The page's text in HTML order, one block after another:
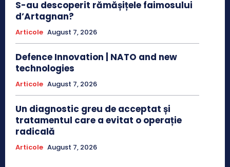
S-au descoperit rămășițele faimosului
d’Artagnan?
Articole August 7, 2026
Defence Innovation | NATO and new
technologies
Articole August 7, 2026
Un diagnostic greu de acceptat și
tratamentul care a evitat o operație
radicală
Articole August 7, 2026